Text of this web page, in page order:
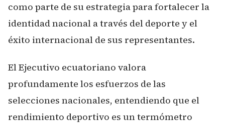
como parte de su estrategia para fortalecer la
identidad nacional a través del deporte y el
éxito internacional de sus representantes.
El Ejecutivo ecuatoriano valora
profundamente los esfuerzos de las
selecciones nacionales, entendiendo que el
rendimiento deportivo es un termómetro